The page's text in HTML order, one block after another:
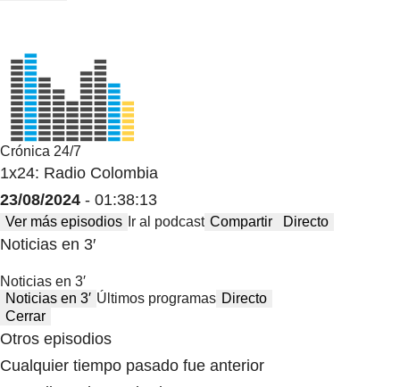
Crónica 24/7
1x24: Radio Colombia
23/08/2024 - 01:38:13
Ver más episodios Ir al podcast Compartir Directo
Noticias en 3′
Noticias en 3′
Noticias en 3′ Últimos programas Directo
Cerrar
Otros episodios
Cualquier tiempo pasado fue anterior